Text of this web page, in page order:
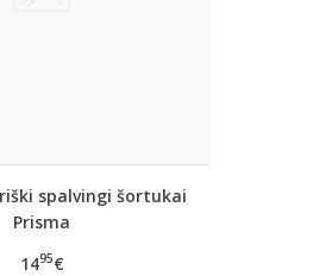
spalvingi šortukai
Prisma
1495€